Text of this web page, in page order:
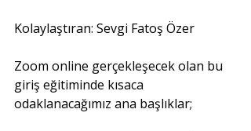
Kolaylaştıran: Sevgi Fatoş Özer
Zoom online gerçekleşecek olan bu
giriş eğitiminde kısaca
odaklanacağımız ana başlıklar;